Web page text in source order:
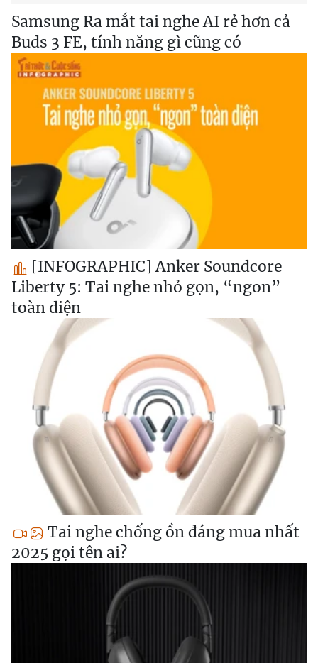
Samsung Ra mắt tai nghe AI rẻ hơn cả
Buds 3 FE, tính năng gì cũng có
[INFOGRAPHIC] Anker Soundcore
Liberty 5: Tai nghe nhỏ gọn, “ngon”
toàn diện
Tai nghe chống ồn đáng mua nhất
2025 gọi tên ai?